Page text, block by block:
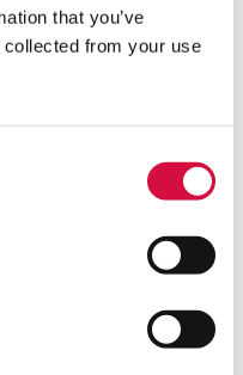
that you’ve
collected from your use